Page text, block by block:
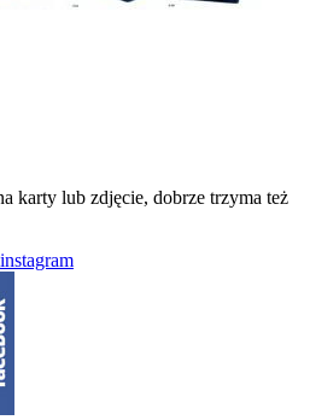
karty lub zdjęcie, dobrze trzyma też